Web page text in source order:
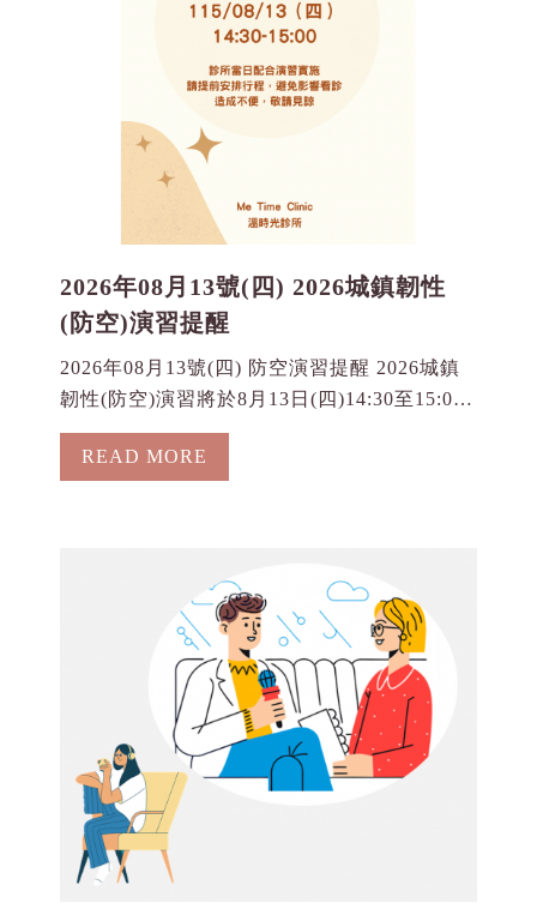
2026年08月13號(四) 2026城鎮韌性
(防空)演習提醒
2026年08月13號(四) 防空演習提醒 2026城鎮
韌性(防空)演習將於8月13日(四)14:30至15:00
實施。 診所當日配合演習實施，請提前安排行
程，避免影響看診。 造成不便敬請見諒，感謝
READ MORE